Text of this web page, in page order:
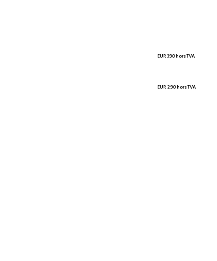
EUR 390 hors TVA
EUR 290 hors TVA